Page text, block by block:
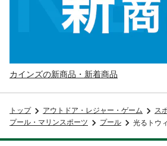
カインズの新商品・新着商品
トップ アウトドア・レジャー・ゲーム
ス
プール・マリンスポーツ
プール 光るトウ